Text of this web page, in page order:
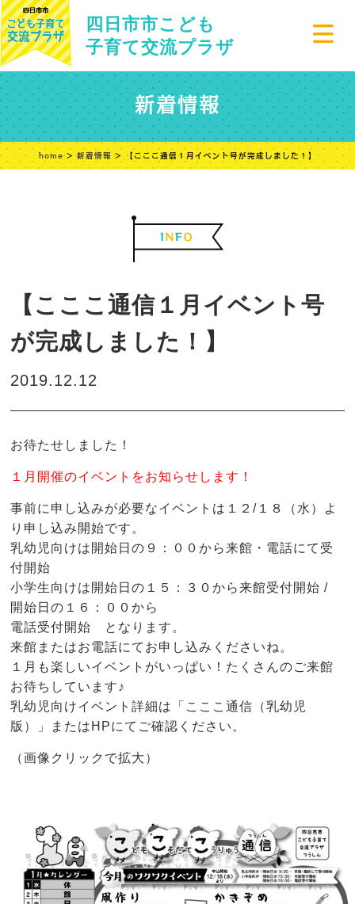
四日市市こども
子育て交流プラザ
新着情報
home>新着情報 > 【こここ通信１月イベント号が完成しました！】
【こここ通信１月イベント号
が完成しました！】
2019.12.12
お待たせしました！
１月開催のイベントをお知らせします！
事前に申し込みが必要なイベントは１２/１８（水）よ
り申し込み開始です。
乳幼児向けは開始日の９：００から来館・電話にて受
付開始
小学生向けは開始日の１５：３０から来館受付開始 /
開始日の１６：００から
電話受付開始 となります。
来館またはお電話にてお申し込みくださいね。
１月も楽しいイベントがいっぱい！たくさんのご来館
お待ちしています♪
乳幼児向けイベント詳細は「こここ通信（乳幼児
版）」またはHPにてご確認ください。
（画像クリックで拡大）